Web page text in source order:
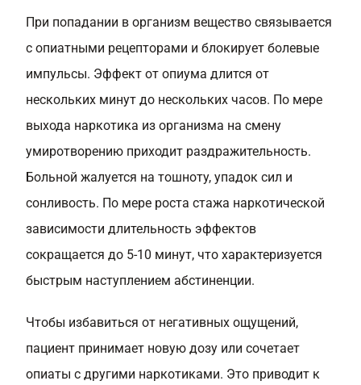
При попадании в организм вещество связывается
с опиатными рецепторами и блокирует болевые
импульсы. Эффект от опиума длится от
нескольких минут до нескольких часов. По мере
выхода наркотика из организма на смену
умиротворению приходит раздражительность.
Больной жалуется на тошноту, упадок сил и
сонливость. По мере роста стажа наркотической
зависимости длительность эффектов
сокращается до 5-10 минут, что характеризуется
быстрым наступлением абстиненции.
Чтобы избавиться от негативных ощущений,
пациент принимает новую дозу или сочетает
опиаты с другими наркотиками. Это приводит к